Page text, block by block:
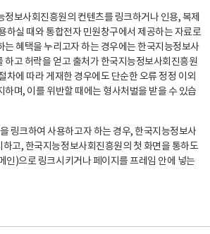
정보사회진흥원의 컨텐츠를 링크하거나 인용, 복제
하실 때와 통합전자 민원창구에서 제공하는 자료로
는 혜택을 누리고자 하는 경우에는 한국지능정보사
하고 허락을 얻고 출처가 한국지능정보사회진흥원
차에 따라 게재한 경우에도 단순한 오류 정정 이외
하며, 이를 위반할 때에는 형사처벌을 받을 수 있습
링크하여 사용하고자 하는 경우, 한국지능정보사
고, 한국지능정보사회진흥원의 첫 화면을 통하도
인)으로 링크시키거나 페이지를 프레임 안에 넣는